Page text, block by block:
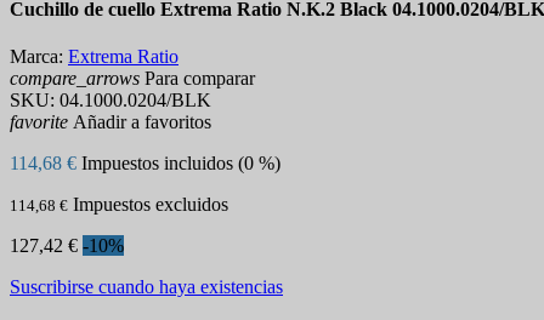
Cuchillo de cuello Extrema Ratio N.K.2 Black 04.1000.0204/
Marca: Extrema Ratio
compare_arrows Para comparar
SKU: 04.1000.0204/BLK
favorite Añadir a favoritos
114,68 € Impuestos incluidos (0 %)
114,68 € Impuestos excluidos
127,42 € -10%
Suscribirse cuando haya existencias